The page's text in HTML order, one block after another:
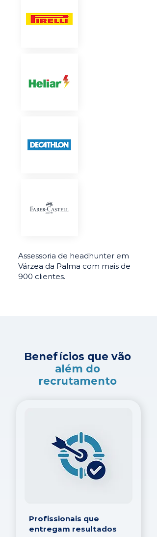
Assessoria de headhunter em
Várzea da Palma com mais de
900 clientes.
Benefícios que vão
além do
recrutamento
Profissionais que
entregam resultados